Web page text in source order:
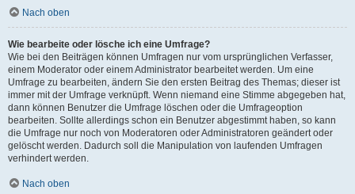
Nach oben
Wie bearbeite oder lösche ich eine Umfrage?
Wie bei den Beiträgen können Umfragen nur vom ursprünglichen Verfasser,
einem Moderator oder einem Administrator bearbeitet werden. Um eine
Umfrage zu bearbeiten, ändern Sie den ersten Beitrag des Themas; dieser ist
immer mit der Umfrage verknüpft. Wenn niemand eine Stimme abgegeben hat,
dann können Benutzer die Umfrage löschen oder die Umfrageoption
bearbeiten. Sollte allerdings schon ein Benutzer abgestimmt haben, so kann
die Umfrage nur noch von Moderatoren oder Administratoren geändert oder
gelöscht werden. Dadurch soll die Manipulation von laufenden Umfragen
verhindert werden.
Nach oben